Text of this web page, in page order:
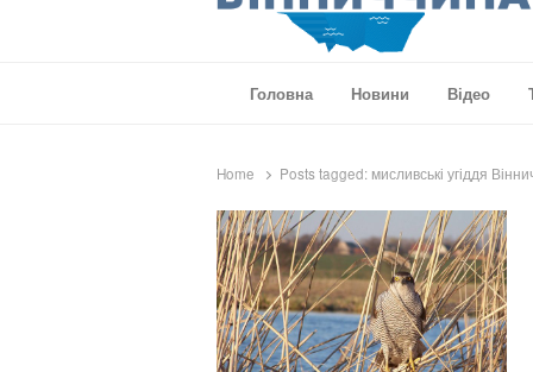
Головна
Новини Відео
Home Posts tagged: мисливські угіддя